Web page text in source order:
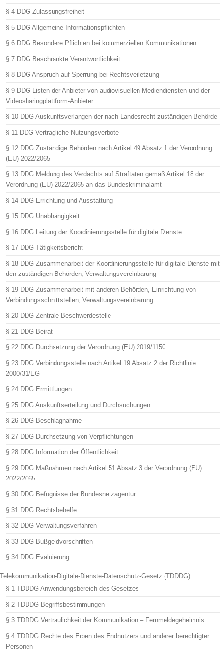
§ 4 DDG Zulassungsfreiheit
§ 5 DDG Allgemeine Informationspflichten
§ 6 DDG Besondere Pflichten bei kommerziellen Kommunikationen
§ 7 DDG Beschränkte Verantwortlichkeit
§ 8 DDG Anspruch auf Sperrung bei Rechtsverletzung
§ 9 DDG Listen der Anbieter von audiovisuellen Mediendiensten und der
Videosharingplattform-Anbieter
§ 10 DDG Auskunftsverlangen der nach Landesrecht zuständigen Behörde
§ 11 DDG Vertragliche Nutzungsverbote
§ 12 DDG Zuständige Behörden nach Artikel 49 Absatz 1 der Verordnung
(EU) 2022/2065
§ 13 DDG Meldung des Verdachts auf Straftaten gemäß Artikel 18 der
Verordnung (EU) 2022/2065 an das Bundeskriminalamt
§ 14 DDG Errichtung und Ausstattung
§ 15 DDG Unabhängigkeit
§ 16 DDG Leitung der Koordinierungsstelle für digitale Dienste
§ 17 DDG Tätigkeitsbericht
§ 18 DDG Zusammenarbeit der Koordinierungsstelle für digitale Dienste mit
den zuständigen Behörden, Verwaltungsvereinbarung
§ 19 DDG Zusammenarbeit mit anderen Behörden, Einrichtung von
Verbindungsschnittstellen, Verwaltungsvereinbarung
§ 20 DDG Zentrale Beschwerdestelle
§ 21 DDG Beirat
§ 22 DDG Durchsetzung der Verordnung (EU) 2019/1150
§ 23 DDG Verbindungsstelle nach Artikel 19 Absatz 2 der Richtlinie
2000/31/EG
§ 24 DDG Ermittlungen
§ 25 DDG Auskunftserteilung und Durchsuchungen
§ 26 DDG Beschlagnahme
§ 27 DDG Durchsetzung von Verpflichtungen
§ 28 DDG Information der Öffentlichkeit
§ 29 DDG Maßnahmen nach Artikel 51 Absatz 3 der Verordnung (EU)
2022/2065
§ 30 DDG Befugnisse der Bundesnetzagentur
§ 31 DDG Rechtsbehelfe
§ 32 DDG Verwaltungsverfahren
§ 33 DDG Bußgeldvorschriften
§ 34 DDG Evaluierung
Telekommunikation-Digitale-Dienste-Datenschutz-Gesetz (TDDDG)
§ 1 TDDDG Anwendungsbereich des Gesetzes
§ 2 TDDDG Begriffsbestimmungen
§ 3 TDDDG Vertraulichkeit der Kommunikation – Fernmeldegeheimnis
§ 4 TDDDG Rechte des Erben des Endnutzers und anderer berechtigter
Personen